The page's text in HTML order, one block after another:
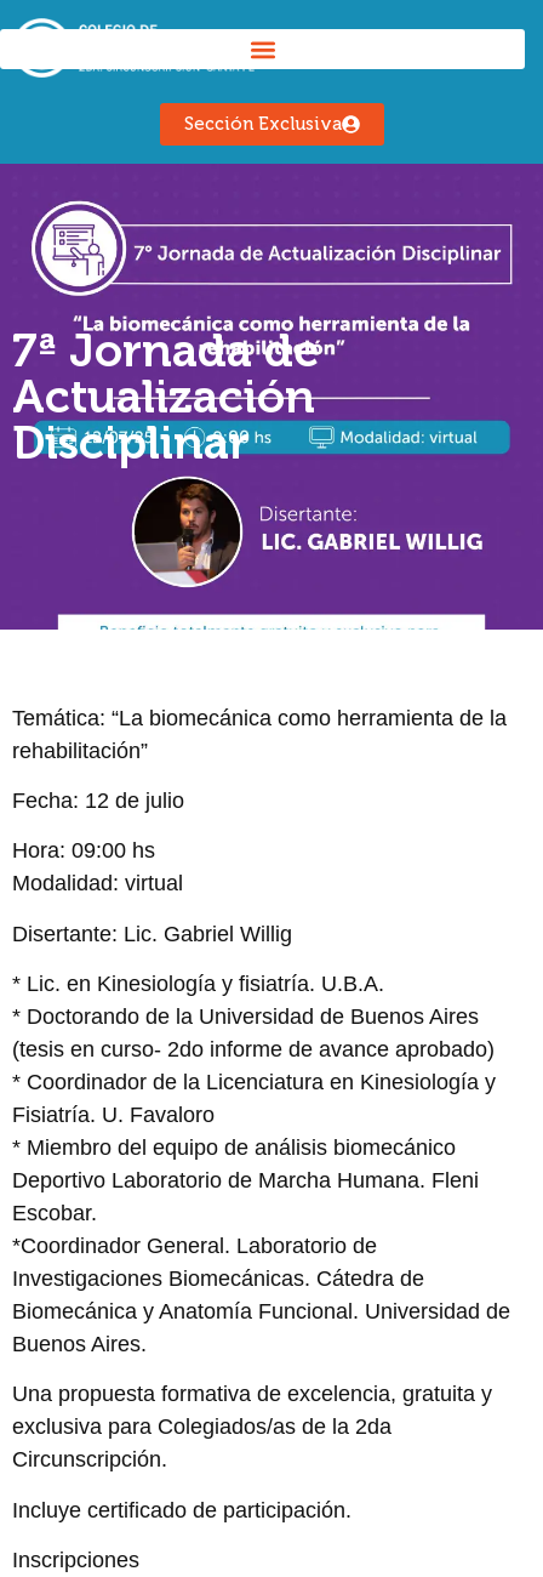
Sección Exclusiva
7ª Jornada de
Actualización
Disciplinar
Temática: “La biomecánica como herramienta de la
rehabilitación”
Fecha: 12 de julio
Hora: 09:00 hs
Modalidad: virtual
Disertante: Lic. Gabriel Willig
* Lic. en Kinesiología y fisiatría. U.B.A.
* Doctorando de la Universidad de Buenos Aires
(tesis en curso- 2do informe de avance aprobado)
* Coordinador de la Licenciatura en Kinesiología y
Fisiatría. U. Favaloro
* Miembro del equipo de análisis biomecánico
Deportivo Laboratorio de Marcha Humana. Fleni
Escobar.
*Coordinador General. Laboratorio de
Investigaciones Biomecánicas. Cátedra de
Biomecánica y Anatomía Funcional. Universidad de
Buenos Aires.
Una propuesta formativa de excelencia, gratuita y
exclusiva para Colegiados/as de la 2da
Circunscripción.
Incluye certificado de participación.
Inscripciones